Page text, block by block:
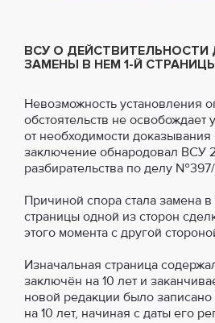
ВСУ О
ЗАМЕНЫ В НЕМ 1-Й
Невозможность установления
обстоятельств не освобождает
от необходимости доказывания
заключение обнародовал ВСУ
разбирательства по делу
Причиной спора стала замена
страницы одной из сторон
этого момента с другой
Изначальная страница
заключён на 10 лет и
новой редакции было
на 10 лет, начиная с даты его